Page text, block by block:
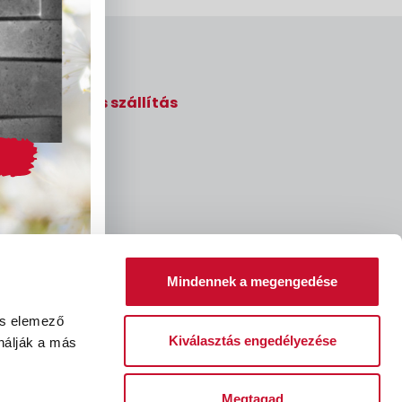
elemező
a más
Mindennek a megengedése
Kiválasztás engedélyezése
Megtagad
Rendelés és szállítás